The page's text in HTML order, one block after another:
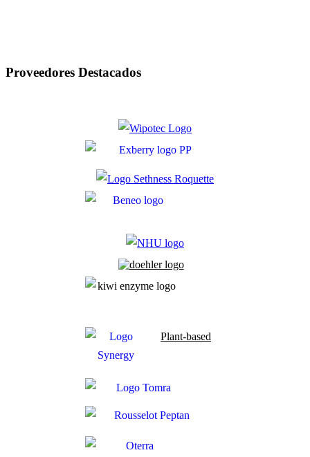
Proveedores Destacados
Plant-based